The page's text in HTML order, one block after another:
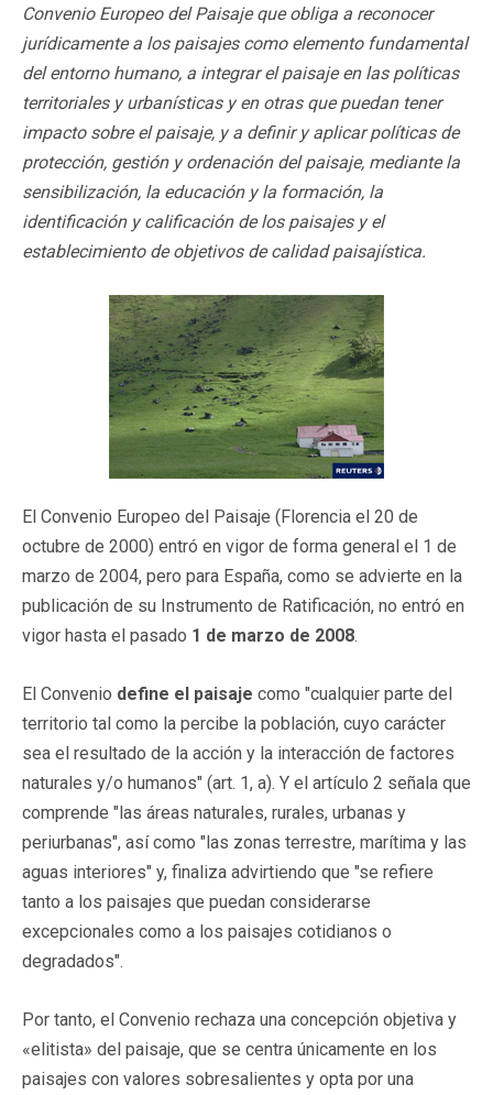
Convenio Europeo del Paisaje que obliga a reconocer
jurídicamente a los paisajes como elemento fundamental
del entorno humano, a integrar el paisaje en las políticas
territoriales y urbanísticas y en otras que puedan tener
impacto sobre el paisaje, y a definir y aplicar políticas de
protección, gestión y ordenación del paisaje, mediante la
sensibilización, la educación y la formación, la
identificación y calificación de los paisajes y el
establecimiento de objetivos de calidad paisajística.
El Convenio Europeo del Paisaje (Florencia el 20 de
octubre de 2000) entró en vigor de forma general el 1 de
marzo de 2004, pero para España, como se advierte en la
publicación de su Instrumento de Ratificación, no entró en
vigor hasta el pasado 1 de marzo de 2008.
El Convenio define el paisaje como "cualquier parte del
territorio tal como la percibe la población, cuyo carácter
sea el resultado de la acción y la interacción de factores
naturales y/o humanos" (art. 1, a). Y el artículo 2 señala que
comprende "las áreas naturales, rurales, urbanas y
periurbanas", así como "las zonas terrestre, marítima y las
aguas interiores" y, finaliza advirtiendo que "se refiere
tanto a los paisajes que puedan considerarse
excepcionales como a los paisajes cotidianos o
degradados".
Por tanto, el Convenio rechaza una concepción objetiva y
«elitista» del paisaje, que se centra únicamente en los
paisajes con valores sobresalientes y opta por una